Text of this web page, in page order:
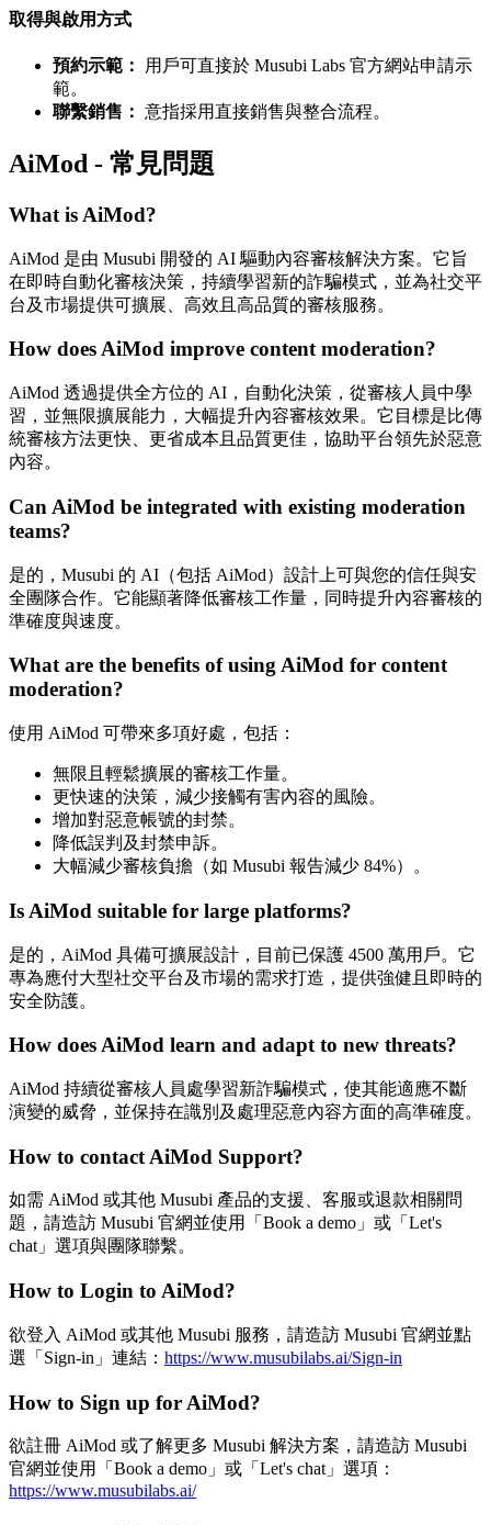
取得與啟用方式
預約示範：
用戶可直接於 Musubi Labs 官方網站申請示
範。
聯繫銷售： 意指採用直接銷售與整合流程。
AiMod - 常見問題
What is AiMod?
AiMod 是由 Musubi 開發的 AI 驅動內容審核解決方案。它旨
在即時自動化審核決策，持續學習新的詐騙模式，並為社交平
台及市場提供可擴展、高效且高品質的審核服務。
How does AiMod improve content moderation?
AiMod 透過提供全方位的 AI，自動化決策，從審核人員中學
習，並無限擴展能力，大幅提升內容審核效果。它目標是比傳
統審核方法更快、更省成本且品質更佳，協助平台領先於惡意
內容。
Can AiMod be integrated with existing moderation
teams?
是的，Musubi 的 AI（包括 AiMod）設計上可與您的信任與安
全團隊合作。它能顯著降低審核工作量，同時提升內容審核的
準確度與速度。
What are the benefits of using AiMod for content
moderation?
使用 AiMod 可帶來多項好處，包括：
無限且輕鬆擴展的審核工作量。
更快速的決策，減少接觸有害內容的風險。
增加對惡意帳號的封禁。
降低誤判及封禁申訴。
大幅減少審核負擔（如 Musubi 報告減少 84%）。
Is AiMod suitable for large platforms?
是的，AiMod 具備可擴展設計，目前已保護 4500 萬用戶。它
專為應付大型社交平台及市場的需求打造，提供強健且即時的
安全防護。
How does AiMod learn and adapt to new threats?
AiMod 持續從審核人員處學習新詐騙模式，使其能適應不斷
演變的威脅，並保持在識別及處理惡意內容方面的高準確度。
How to contact AiMod Support?
如需 AiMod 或其他 Musubi 產品的支援、客服或退款相關問
題，請造訪 Musubi 官網並使用「Book a demo」或「Let's
chat」選項與團隊聯繫。
How to Login to AiMod?
欲登入 AiMod 或其他 Musubi 服務，請造訪 Musubi 官網並點
選「Sign-in」連結： https://www.musubilabs.ai/Sign-in
How to Sign up for AiMod?
欲註冊 AiMod 或了解更多 Musubi 解決方案，請造訪 Musubi
官網並使用「Book a demo」或「Let's chat」選項：
https://www.musubilabs.ai/